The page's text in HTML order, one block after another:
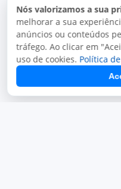
Nós valorizamos a sua
melhorar a sua
anúncios ou conteúdos
tráfego. Ao clicar em
uso de cookies. Política